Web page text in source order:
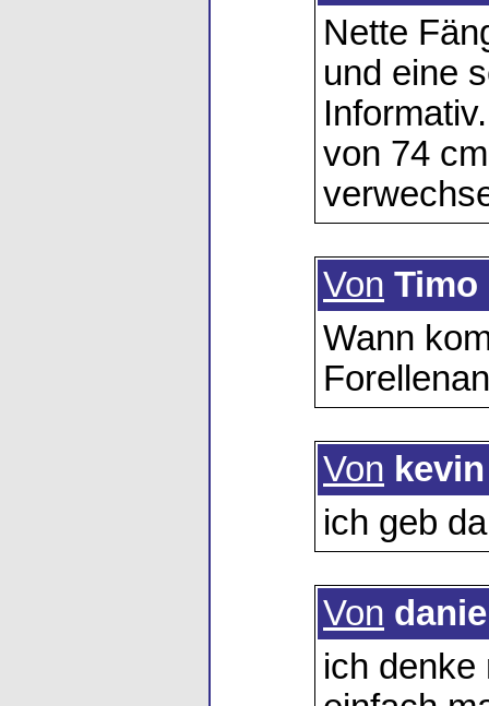
Nette
und eine
von 74
Von Timo
Wann
Von kevin
ich geb
Von
ich denke